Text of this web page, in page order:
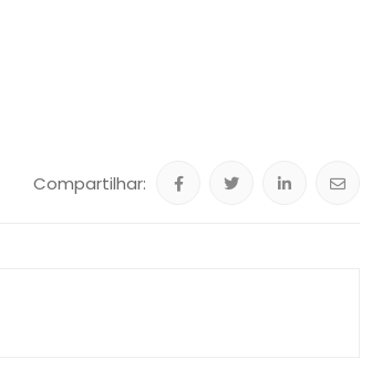
Compartilhar: